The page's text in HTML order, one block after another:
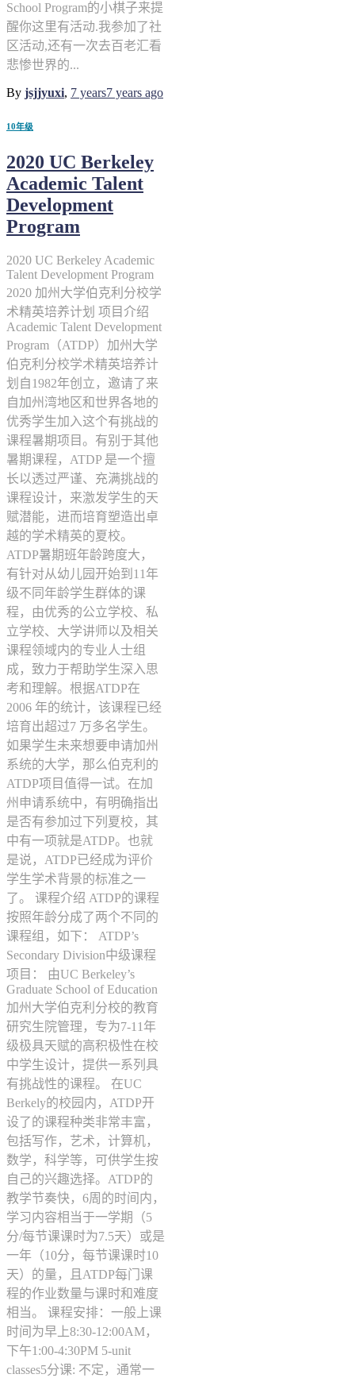
School Program的小棋子来提
醒你这里有活动.我参加了社
区活动,还有一次去百老汇看
悲惨世界的...
By jsjjyuxi, 7 years7 years ago
10年级
2020 UC Berkeley
Academic Talent
Development
Program
2020 UC Berkeley Academic
Talent Development Program
2020 加州大学伯克利分校学
术精英培养计划 项目介绍
Academic Talent Development
Program（ATDP）加州大学
伯克利分校学术精英培养计
划自1982年创立，邀请了来
自加州湾地区和世界各地的
优秀学生加入这个有挑战的
课程暑期项目。有别于其他
暑期课程，ATDP 是一个擅
长以透过严谨、充满挑战的
课程设计，来激发学生的天
赋潜能，进而培育塑造出卓
越的学术精英的夏校。
ATDP暑期班年龄跨度大，
有针对从幼儿园开始到11年
级不同年龄学生群体的课
程，由优秀的公立学校、私
立学校、大学讲师以及相关
课程领域内的专业人士组
成，致力于帮助学生深入思
考和理解。根据ATDP在
2006 年的统计，该课程已经
培育出超过7 万多名学生。
如果学生未来想要申请加州
系统的大学，那么伯克利的
ATDP项目值得一试。在加
州申请系统中，有明确指出
是否有参加过下列夏校，其
中有一项就是ATDP。也就
是说，ATDP已经成为评价
学生学术背景的标准之一
了。 课程介绍 ATDP的课程
按照年龄分成了两个不同的
课程组，如下： ATDP’s
Secondary Division中级课程
项目： 由UC Berkeley’s
Graduate School of Education
加州大学伯克利分校的教育
研究生院管理，专为7-11年
级极具天赋的高积极性在校
中学生设计，提供一系列具
有挑战性的课程。 在UC
Berkely的校园内，ATDP开
设了的课程种类非常丰富，
包括写作，艺术，计算机，
数学，科学等，可供学生按
自己的兴趣选择。ATDP的
教学节奏快，6周的时间内，
学习内容相当于一学期（5
分/每节课课时为7.5天）或是
一年（10分，每节课课时10
天）的量，且ATDP每门课
程的作业数量与课时和难度
相当。 课程安排：一般上课
时间为早上8:30-12:00AM，
下午1:00-4:30PM 5-unit
classes5分课: 不定，通常一